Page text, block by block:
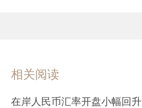
相关阅读
在岸人民币汇率开盘小幅回升